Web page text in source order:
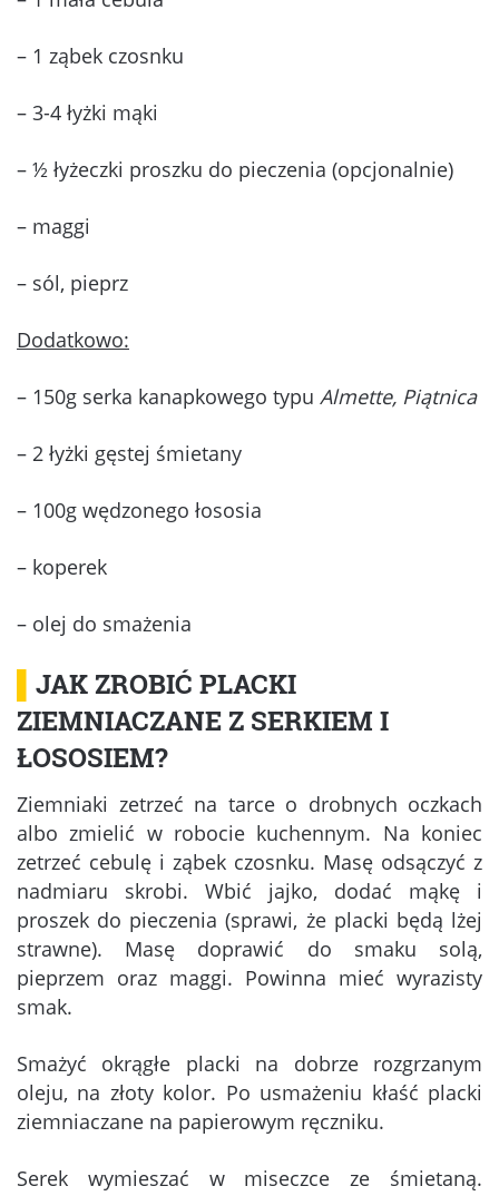
– 1 ząbek czosnku
– 3-4 łyżki mąki
– ½ łyżeczki proszku do pieczenia (opcjonalnie)
– maggi
– sól, pieprz
Dodatkowo:
– 150g serka kanapkowego typu Almette, Piątnica
– 2 łyżki gęstej śmietany
– 100g wędzonego łososia
– koperek
– olej do smażenia
JAK ZROBIĆ PLACKI
ZIEMNIACZANE Z SERKIEM I
ŁOSOSIEM?
Ziemniaki zetrzeć na tarce o drobnych oczkach
albo zmielić w robocie kuchennym. Na koniec
zetrzeć cebulę i ząbek czosnku. Masę odsączyć z
nadmiaru skrobi. Wbić jajko, dodać mąkę i
proszek do pieczenia (sprawi, że placki będą lżej
strawne). Masę doprawić do smaku solą,
pieprzem oraz maggi. Powinna mieć wyrazisty
smak.
Smażyć okrągłe placki na dobrze rozgrzanym
oleju, na złoty kolor. Po usmażeniu kłaść placki
ziemniaczane na papierowym ręczniku.
Serek wymieszać w miseczce ze śmietaną.